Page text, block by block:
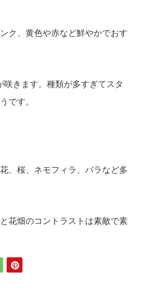
ク、黄色や赤など鮮やかでおす
咲きます。種類が多すぎてスタ
です。
、桜、ネモフィラ、バラなど多
花畑のコントラストは素敵で素